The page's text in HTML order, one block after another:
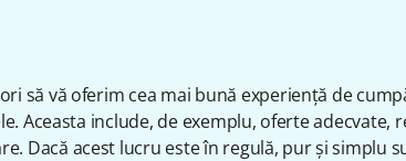
să vă oferim cea mai bună experiență de
Aceasta include, de exemplu, oferte adecvate,
Dacă acest lucru este în regulă, pur și simplu